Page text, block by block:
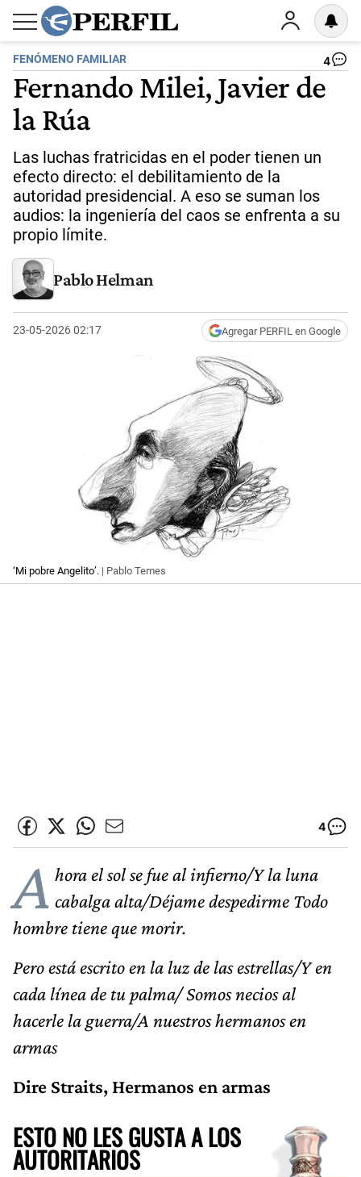
FENÓMENO FAMILIAR 4
Fernando Milei, Javier de
la Rúa
Las luchas fratricidas en el poder tienen un
efecto directo: el debilitamiento de la
autoridad presidencial. A eso se suman los
audios: la ingeniería del caos se enfrenta a su
propio límite.
Pablo Helman
23-05-2026 02:17 Agregar PERFIL en Google
‘Mi pobre Angelito’. | Pablo Temes
4
A hora el sol se fue al infierno/Y la luna
cabalga alta/Déjame despedirme Todo
hombre tiene que morir.
Pero está escrito en la luz de las estrellas/Y en
cada línea de tu palma/ Somos necios al
hacerle la guerra/A nuestros hermanos en
armas
Dire Straits, Hermanos en armas
ESTO NO LES GUSTA A LOS
AUTORITARIOS